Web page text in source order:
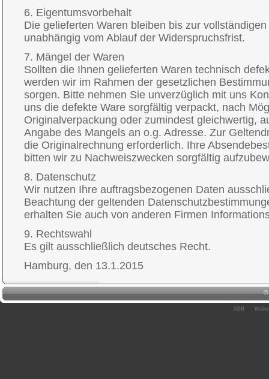
6. Eigentumsvorbehalt
Die gelieferten Waren bleiben bis zur
unabhängig vom Ablauf der Widerspruchsfrist.
7. Mängel der Waren
Sollten die Ihnen gelieferten Waren technisch
werden wir im Rahmen der gesetzlichen
sorgen. Bitte nehmen Sie unverzüglich mit uns
uns die defekte Ware sorgfältig verpackt, nach
Originalverpackung oder zumindest gleichwertig,
Angabe des Mangels an o.g. Adresse. Zur
die Originalrechnung erforderlich. Ihre
bitten wir zu Nachweiszwecken sorgfältig
8. Datenschutz
Wir nutzen Ihre auftragsbezogenen Daten
Beachtung der geltenden
erhalten Sie auch von anderen Firmen
9. Rechtswahl
Es gilt ausschließlich deutsches Recht.
Hamburg, den 13.1.2015
©
AGB